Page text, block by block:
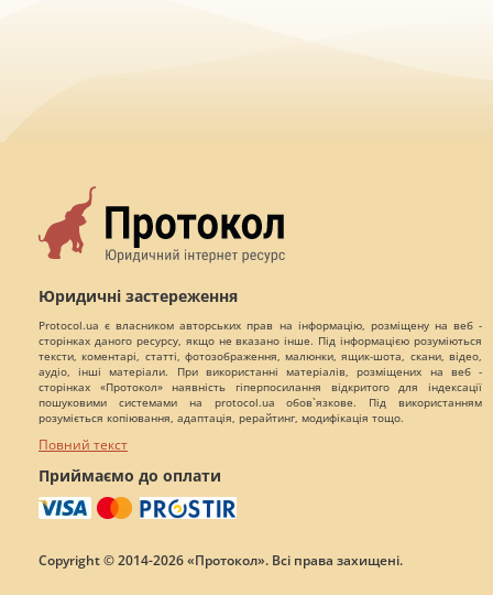
Юридичні застереження
Protocol.ua є власником авторських прав на інформацію, розміщену на веб -
сторінках даного ресурсу, якщо не вказано інше. Під інформацією розуміються
тексти, коментарі, статті, фотозображення, малюнки, ящик-шота, скани, відео,
аудіо, інші матеріали. При використанні матеріалів, розміщених на веб -
сторінках «Протокол» наявність гіперпосилання відкритого для індексації
пошуковими системами на protocol.ua обов`язкове. Під використанням
розуміється копіювання, адаптація, рерайтинг, модифікація тощо.
Повний текст
Приймаємо до оплати
Copyright © 2014-2026 «Протокол». Всі права захищені.